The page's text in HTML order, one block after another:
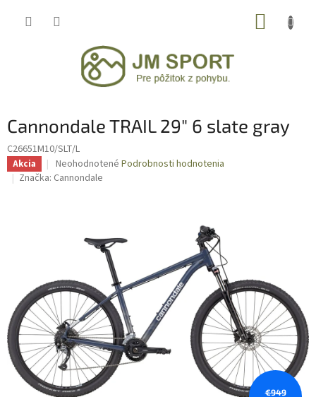
Cannondale TRAIL 29" 6 slate gray
C26651M10/SLT/L
Akcia
Priemerné
hodnotenie
hviezdičiek.
Neohodnotené Podrobnosti hodnotenia
Značka: Cannondale
€949